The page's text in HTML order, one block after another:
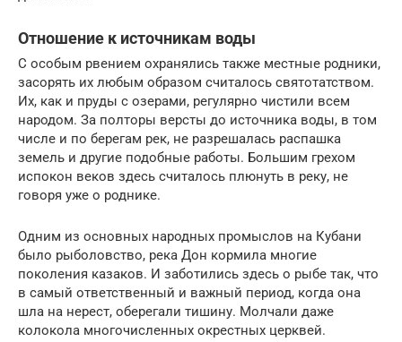
Отношение к источникам воды
С особым рвением охранялись также местные родники,
засорять их любым образом считалось святотатством.
Их, как и пруды с озерами, регулярно чистили всем
народом. За полторы версты до источника воды, в том
числе и по берегам рек, не разрешалась распашка
земель и другие подобные работы. Большим грехом
испокон веков здесь считалось плюнуть в реку, не
говоря уже о роднике.
Одним из основных народных промыслов на Кубани
было рыболовство, река Дон кормила многие
поколения казаков. И заботились здесь о рыбе так, что
в самый ответственный и важный период, когда она
шла на нерест, оберегали тишину. Молчали даже
колокола многочисленных окрестных церквей.